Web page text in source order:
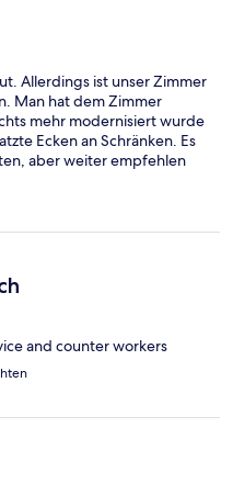
Allerdings ist unser Zimmer
Man hat dem Zimmer
mehr modernisiert wurde
Ecken an Schränken. Es
aber weiter empfehlen
das Hotel im Namen
zu tun und auch nichts
and counter workers